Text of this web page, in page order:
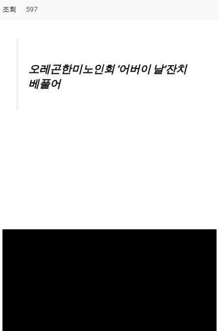
조회 597
오레곤한미노인회 ‘어버이 날’잔치
베풀어